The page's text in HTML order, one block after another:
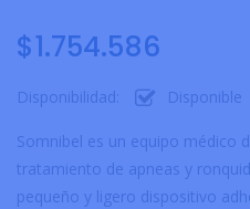
$1.754.586
Disponibilidad: Disponible
Somnibel es un equipo médico
tratamiento de apneas y
pequeño y ligero dispositivo